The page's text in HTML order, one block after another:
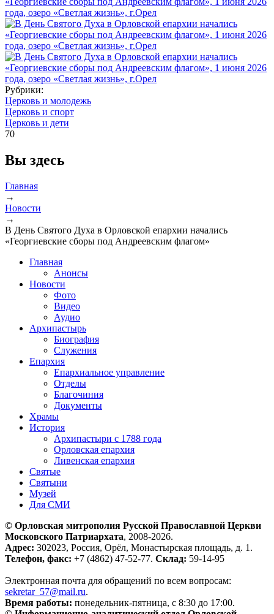
Рубрики:
Церковь и молодежь
Церковь и спорт
Церковь и дети
70
Вы здесь
Главная
→
Новости
→
В День Святого Духа в Орловской епархии начались
«Георгиевские сборы под Андреевским флагом»
Главная
Анонсы
Новости
Фото
Видео
Аудио
Архипастырь
Биография
Служения
Епархия
Епархиальное управление
Отделы
Благочиния
Документы
Храмы
История
Архипастыри с 1788 года
Орловская епархия
Ливенская епархия
Святые
Святыни
Музей
Для СМИ
© Орловская митрополия Русской Православной Церкви
Московского Патриархата, 2008-2026.
Адрес: 302023, Россия, Орёл, Монастырская площадь, д. 1.
Телефон, факс: +7 (4862) 47-52-77. Склад: 59-14-95
Электронная почта для обращений по всем вопросам:
sekretar_57@mail.ru.
Время работы: понедельник-пятница, с 8:30 до 17:00.